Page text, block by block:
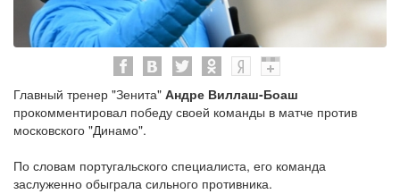
Главный тренер "Зенита" Андре Виллаш-Боаш
прокомментировал победу своей команды в матче против
московского "Динамо".
По словам португальского специалиста, его команда
заслуженно обыграла сильного противника.